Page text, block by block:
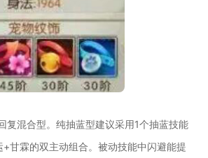
复混合型。纯抽蓝型建议采用1个抽蓝技能
甘霖的双主动组合。被动技能中闪避能提